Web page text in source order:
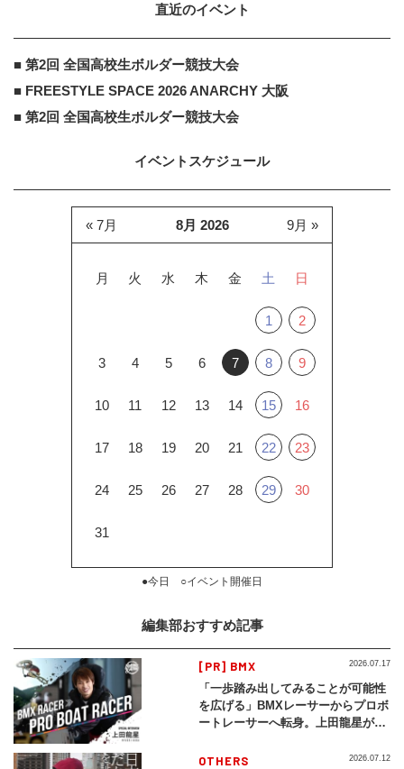
直近のイベント
■ 第2回 全国高校生ボルダー競技大会
■ FREESTYLE SPACE 2026 ANARCHY 大阪
■ 第2回 全国高校生ボルダー競技大会
イベントスケジュール
8月 2026
月 火 水 木 金 土 日
1 2
3 4 5 6 7 8 9
10 11 12 13 14 15 16
17 18 19 20 21 22 23
24 25 26 27 28 29 30
31
« 7月 9月 »
●今日 ○イベント開催日
編集部おすすめ記事
[PR] BMX
「一歩踏み出してみることが可能性
を広げる」BMXレーサーからプロボ
ートレーサーへ転身。上田龍星が体
2026.07.17
OTHERS 2026.07.12